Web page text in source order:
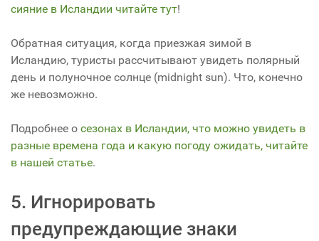
сияние в Исландии читайте тут!
Обратная ситуация, когда приезжая зимой в
Исландию, туристы рассчитывают увидеть полярный
день и полуночное солнце (midnight sun). Что, конечно
же невозможно.
Подробнее о сезонах в Исландии, что можно увидеть в
разные времена года и какую погоду ожидать, читайте
в нашей статье.
5. Игнорировать
предупреждающие знаки